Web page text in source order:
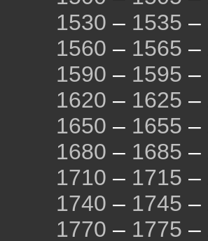
1530 – 1535 –
1560 – 1565 –
1590 – 1595 –
1620 – 1625 –
1650 – 1655 –
1680 – 1685 –
1710 – 1715 –
1740 – 1745 –
1770 – 1775 –